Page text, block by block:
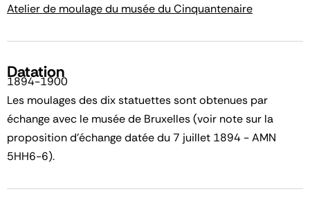
Atelier de moulage du musée du Cinquantenaire
Datation
1894-1900
Les moulages des dix statuettes sont obtenues par
échange avec le musée de Bruxelles (voir note sur la
proposition d'échange datée du 7 juillet 1894 - AMN
5HH6-6).